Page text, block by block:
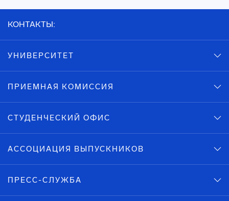
КОНТАКТЫ:
УНИВЕРСИТЕТ
ПРИЕМНАЯ КОМИССИЯ
СТУДЕНЧЕСКИЙ ОФИС
АССОЦИАЦИЯ ВЫПУСКНИКОВ
ПРЕСС-СЛУЖБА